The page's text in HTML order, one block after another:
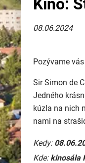
Kino:
08.06.2024
Pozývame
Sir Simon de
Jedného
kúzla na nich
nami na
Kedy:
Kde: kinosála